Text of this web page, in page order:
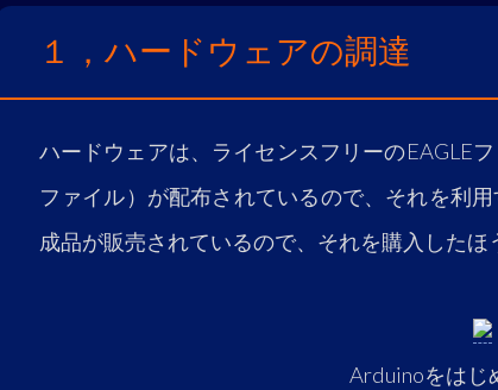
１，ハードウェアの調達
ハードウェアは、ライセンスフリーのEAGLE
ファイル）が配布されているので、それを利
成品が販売されているので、それを購入したほ
Arduinoをはじ